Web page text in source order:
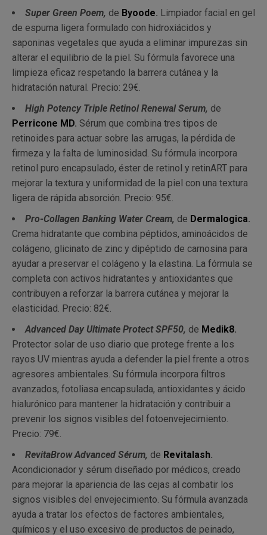
Super Green Poem, de Byoode. Limpiador facial en gel
de espuma ligera formulado con hidroxiácidos y
saponinas vegetales que ayuda a eliminar impurezas sin
alterar el equilibrio de la piel. Su fórmula favorece una
limpieza eficaz respetando la barrera cutánea y la
hidratación natural. Precio: 29€.
High Potency Triple Retinol Renewal Serum, de
Perricone MD. Sérum que combina tres tipos de
retinoides para actuar sobre las arrugas, la pérdida de
firmeza y la falta de luminosidad. Su fórmula incorpora
retinol puro encapsulado, éster de retinol y retinART para
mejorar la textura y uniformidad de la piel con una textura
ligera de rápida absorción. Precio: 95€.
Pro-Collagen Banking Water Cream, de Dermalogica.
Crema hidratante que combina péptidos, aminoácidos de
colágeno, glicinato de zinc y dipéptido de carnosina para
ayudar a preservar el colágeno y la elastina. La fórmula se
completa con activos hidratantes y antioxidantes que
contribuyen a reforzar la barrera cutánea y mejorar la
elasticidad. Precio: 82€.
Advanced Day Ultimate Protect SPF50, de Medik8.
Protector solar de uso diario que protege frente a los
rayos UV mientras ayuda a defender la piel frente a otros
agresores ambientales. Su fórmula incorpora filtros
avanzados, fotoliasa encapsulada, antioxidantes y ácido
hialurónico para mantener la hidratación y contribuir a
prevenir los signos visibles del fotoenvejecimiento.
Precio: 79€.
RevitaBrow Advanced Sérum, de Revitalash.
Acondicionador y sérum diseñado por médicos, creado
para mejorar la apariencia de las cejas al combatir los
signos visibles del envejecimiento. Su fórmula avanzada
ayuda a tratar los efectos de factores ambientales,
químicos y el uso excesivo de productos de peinado,